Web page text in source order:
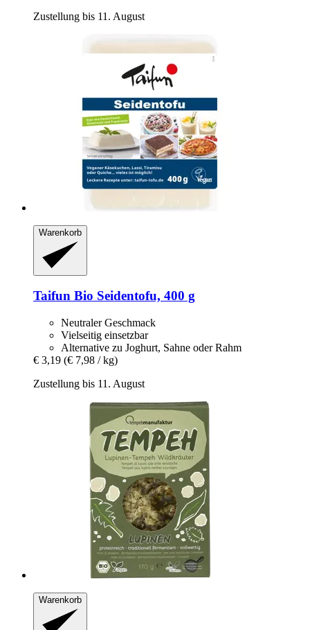
Zustellung bis 11. August
Warenkorb
Taifun Bio Seidentofu, 400 g
Neutraler Geschmack
Vielseitig einsetzbar
Alternative zu Joghurt, Sahne oder Rahm
€ 3,19 (€ 7,98 / kg)
Zustellung bis 11. August
Warenkorb